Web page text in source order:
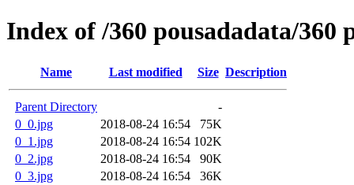
Index of /360 pousadadata/360
Name Last modified Size Description
Parent Directory
-
0_0.jpg
2018-08-24 16:54
75K
0_1.jpg
2018-08-24 16:54 102K
0_2.jpg
2018-08-24 16:54
90K
0_3.jpg
2018-08-24 16:54
36K